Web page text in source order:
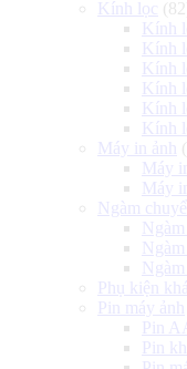
Kính lọc
Kính
Kính
Kính
Kính
Kính
Kính
Máy in ảnh
Máy
Máy
Ngàm
Ngàm
Phụ kiện
Pin máy ảnh
Pin
Pin